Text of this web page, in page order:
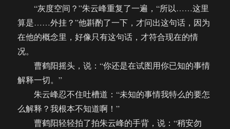
“灰度空间？”朱云峰重复了一遍，“所以……这里
算是……外挂？”他斟酌了一下，才问出这句话，因为
在他的概念里，好像只有这句话，才符合现在的情
况。
曹鹤阳摇头，说：“你还是在试图用你已知的事情
解释一切。”
朱云峰忍不住吐槽道：“未知的事情我特么的要怎
么解释？我根本不知道啊！”
曹鹤阳轻轻拍了拍朱云峰的手背，说：“稍安勿